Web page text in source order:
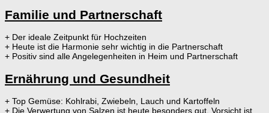
Familie und Partnerschaft
+ Der ideale Zeitpunkt für Hochzeiten
+ Heute ist die Harmonie sehr wichtig in die Partnerschaft
+ Positiv sind alle Angelegenheiten in Heim und Partnerschaft
Ernährung und Gesundheit
+ Top Gemüse: Kohlrabi, Zwiebeln, Lauch und Kartoffeln
+ Die Verwertung von Salzen ist heute besonders gut. Vorsicht ist